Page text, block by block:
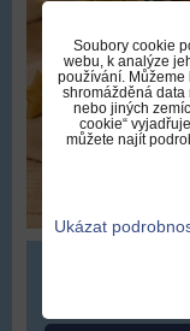
Soubory cookie
webu, k analýze
používání. Můžeme
shromážděná data
nebo jiných
cookie“
můžete najít
Ukázat